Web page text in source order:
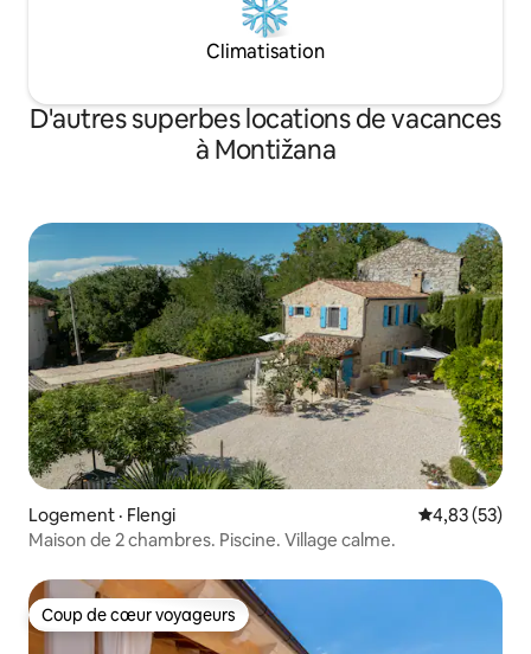
Climatisation
D'autres superbes locations de vacances
à Montižana
Logement · Flengi Note
4,83 (53)
Maison de 2 chambres. Piscine. Village calme.
Coup de cœur voyageurs
Coup de cœur voyageurs